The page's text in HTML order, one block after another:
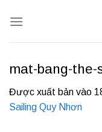
qua
mat-bang-the-
Được xuất bản vào
Sailing Quy Nhơn